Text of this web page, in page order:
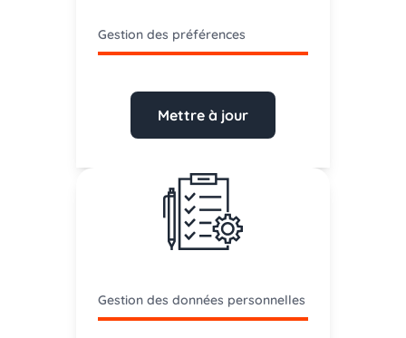
Gestion des préférences
Mettre à jour
Gestion des données personnelles